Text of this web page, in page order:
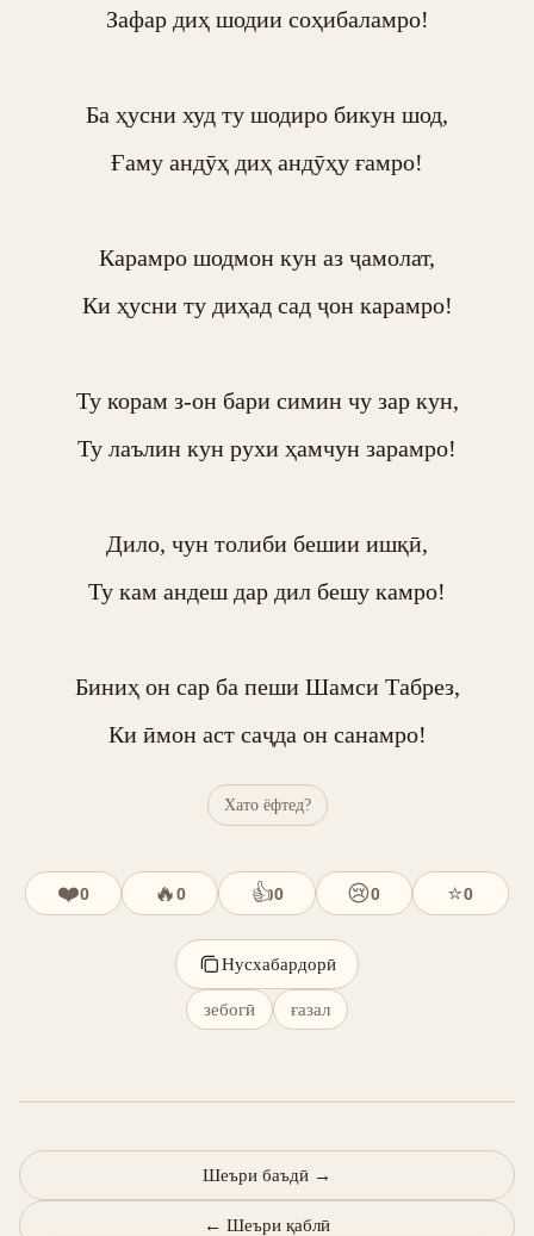
Зафар диҳ шодии соҳибаламро!
Ба ҳусни худ ту шодиро бикун шод,
Ғаму андӯҳ диҳ андӯҳу ғамро!
Карамро шодмон кун аз ҷамолат,
Ки ҳусни ту диҳад сад ҷон карамро!
Ту корам з-он бари симин чу зар кун,
Ту лаълин кун рухи ҳамчун зарамро!
Дило, чун толиби бешии ишқӣ,
Ту кам андеш дар дил бешу камро!
Биниҳ он сар ба пеши Шамси Табрез,
Ки ӣмон аст саҷда он санамро!
Хато ёфтед?
❤️0 🔥0 👍0 😢0 ⭐0
Нусхабардорӣ
зебогӣ ғазал
← Шеъри қаблӣ
Шеъри баъдӣ →